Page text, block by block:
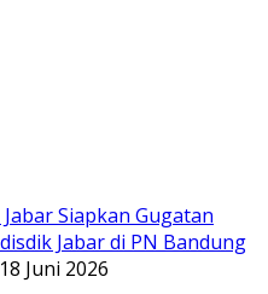
18 Juni 2026